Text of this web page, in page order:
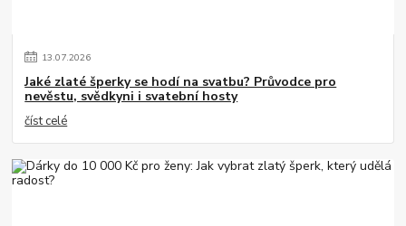
13.07.2026
Jaké zlaté šperky se hodí na svatbu? Průvodce pro
nevěstu, svědkyni i svatební hosty
číst celé